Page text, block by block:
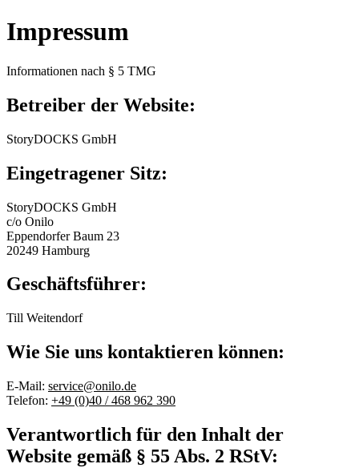
Impressum
Informationen nach § 5 TMG
Betreiber der Website:
StoryDOCKS GmbH
Eingetragener Sitz:
StoryDOCKS GmbH
c/o Onilo
Eppendorfer Baum 23
20249 Hamburg
Geschäftsführer:
Till Weitendorf
Wie Sie uns kontaktieren können:
E-Mail: service@onilo.de
Telefon: +49 (0)40 / 468 962 390
Verantwortlich für den Inhalt der
Website gemäß § 55 Abs. 2 RStV: